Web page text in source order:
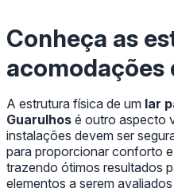
Conheça as
acomodações
A estrutura física de um lar
Guarulhos é outro aspecto
instalações devem ser
para proporcionar conforto
trazendo ótimos resultados
elementos a serem